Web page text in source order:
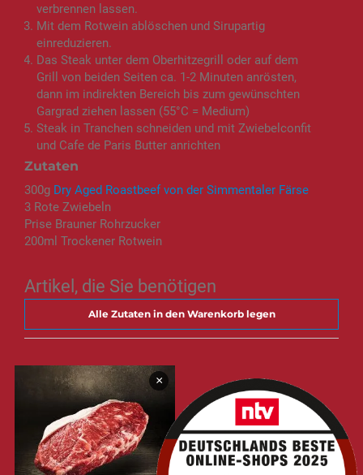
Zutaten
300g Dry Aged Roastbeef von der Simmentaler Färse
3 Rote Zwiebeln
Prise Brauner Rohrzucker
200ml Trockener Rotwein
verbrennen lassen.
Mit dem Rotwein ablöschen und Sirupartig
einreduzieren.
Das Steak unter dem Oberhitzegrill oder auf dem
Grill von beiden Seiten ca. 1-2 Minuten anrösten,
dann im indirekten Bereich bis zum gewünschten
Gargrad ziehen lassen (55°C = Medium)
Steak in Tranchen schneiden und mit Zwiebelconfit
und Cafe de Paris Butter anrichten
Artikel, die Sie benötigen
Alle Zutaten in den Warenkorb legen
×